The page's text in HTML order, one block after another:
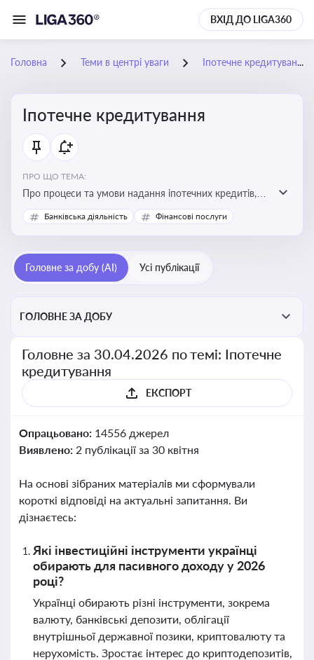
ВХІД ДО LIGA360
Головна Теми в центрі уваги Іпотечне кредитування
Іпотечне кредитування
ПРО ЩО ТЕМА:
Про процеси та умови надання іпотечних кредитів,
зміни у законодавстві та тенденції на ринку житла
Банківська діяльність Фінансові послуги
Головне за добу (AI) Усі публікації
ГОЛОВНЕ ЗА ДОБУ
Головне за 30.04.2026 по темі: Іпотечне
кредитування
ЕКСПОРТ
Опрацьовано: 14556 джерел
Виявлено: 2 публікації за 30 квітня
На основі зібраних матеріалів ми сформували
короткі відповіді на актуальні запитання. Ви
дізнаєтесь:
Які інвестиційні інструменти українці
обирають для пасивного доходу у 2026
році?
Українці обирають різні інструменти, зокрема
валюту, банківські депозити, облігації
внутрішньої державної позики, криптовалюту та
нерухомість. Зростає інтерес до криптодепозитів,